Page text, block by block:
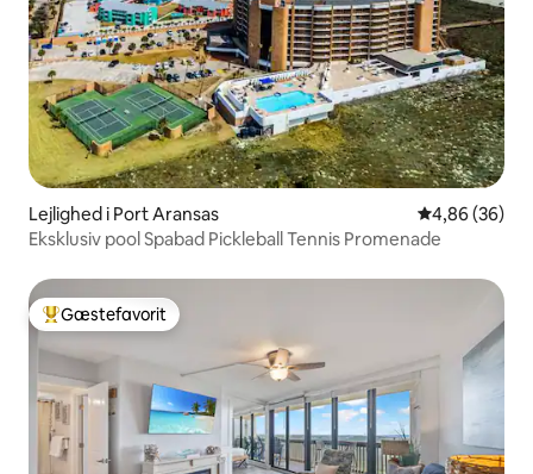
Lejlighed i Port Aransas 4,86 ud af 5 i
4,86 (36)
Eksklusiv pool Spabad Pickleball Tennis Promenade
Bedste gæstefavorit
Gæstefavorit